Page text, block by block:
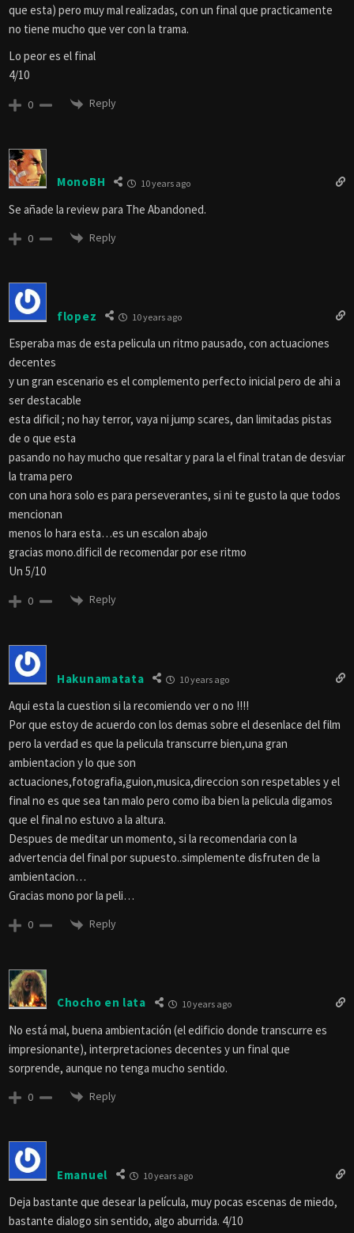
que esta) pero muy mal realizadas, con un final que practicamente
no tiene mucho que ver con la trama.
Lo peor es el final
4/10
0 Reply
MonoBH 10 years ago
Se añade la review para The Abandoned.
0 Reply
flopez 10 years ago
Esperaba mas de esta pelicula un ritmo pausado, con actuaciones
decentes
y un gran escenario es el complemento perfecto inicial pero de ahi a
ser destacable
esta dificil ; no hay terror, vaya ni jump scares, dan limitadas pistas
de o que esta
pasando no hay mucho que resaltar y para la el final tratan de desviar
la trama pero
con una hora solo es para perseverantes, si ni te gusto la que todos
mencionan
menos lo hara esta…es un escalon abajo
gracias mono.dificil de recomendar por ese ritmo
Un 5/10
0 Reply
Hakunamatata 10 years ago
Aqui esta la cuestion si la recomiendo ver o no !!!!
Por que estoy de acuerdo con los demas sobre el desenlace del film
pero la verdad es que la pelicula transcurre bien,una gran
ambientacion y lo que son
actuaciones,fotografia,guion,musica,direccion son respetables y el
final no es que sea tan malo pero como iba bien la pelicula digamos
que el final no estuvo a la altura.
Despues de meditar un momento, si la recomendaria con la
advertencia del final por supuesto..simplemente disfruten de la
ambientacion…
Gracias mono por la peli…
0 Reply
Chocho en lata 10 years ago
No está mal, buena ambientación (el edificio donde transcurre es
impresionante), interpretaciones decentes y un final que
sorprende, aunque no tenga mucho sentido.
0 Reply
Emanuel 10 years ago
Deja bastante que desear la película, muy pocas escenas de miedo,
bastante dialogo sin sentido, algo aburrida. 4/10